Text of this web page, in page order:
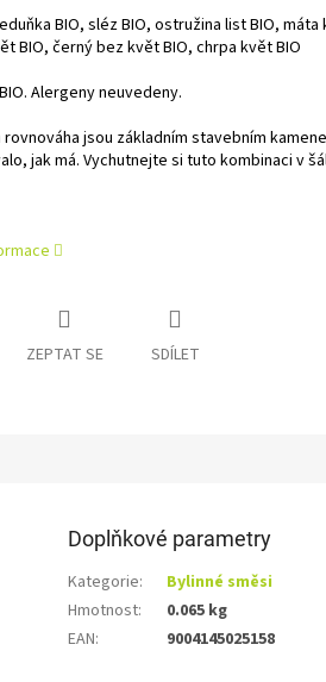
BIO, sléz BIO, ostružina list BIO, máta
BIO, černý bez květ BIO, chrpa květ BIO
Alergeny neuvedeny.
rovnováha jsou základním stavebním
jak má. Vychutnejte si tuto kombinaci v
ZEPTAT SE SDÍLET
Doplňkové parametry
Kategorie:
Bylinné směsi
Hmotnost:
0.065 kg
EAN: 9004145025158